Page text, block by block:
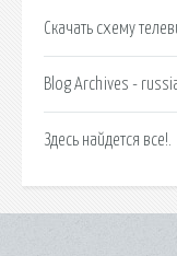
Скачать схему
Blog Archives -
Здесь найдется все!.